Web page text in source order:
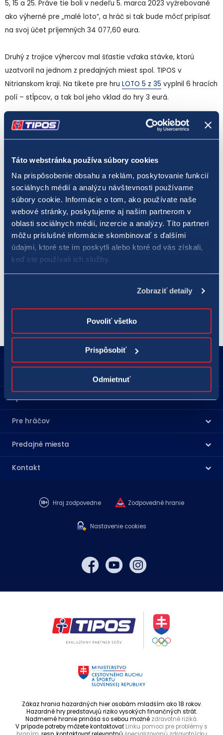
Táto webstránka používa súbory cookies
Na prispôsobenie obsahu a reklám, poskytovanie funkcií
sociálnych médií a analýzu návštevnosti používame
súbory cookie. Informácie o tom, ako používate naše
webové stránky, poskytujeme aj našim partnerom v
oblasti sociálnych médií, inzercie a analýzy. Títo partneri
môžu príslušné informácie skombinovať s ďalšími
údajmi, ktoré ste im poskytli alebo ktoré od vás získali,
keď ste používali ich služby.
Zobraziť detaily
Povoliť všetko
Prispôsobiť
Odmietnuť
5, 15 a 25. Práve tie boli v nedeľu 5. marca 2023 vyžrebované
ako výherné pre „malé loto“, a hráč si tak bude môcť pripísať
na svoj účet príjemných 34 077,60 eura.
Druhý z trojice výhercov mal šťastie vďaka stávke, ktorú
uzatvoril na jednom z predajných miest spol. TIPOS v
Nitrianskom kraji. Na tikete pre hru LOTO 5 z 35 vyplnil 6 hracích
polí – stĺpcov, a tak bol jeho vklad do hry 3 eurá.
Na inom predajnom mieste v Nitrianskom kraji skúsil šťastie v
„malom lote“aj tretí hráč. Tento šťastlivec vyplnil na tikete 6
dvakrát. Touto stávkou vložil do hry LOTO 5 z 35 6 eur. Šťastie
v podobe výhry v prvom poradí vo výške 34 077,60 eura mal
tento hráč v prvom predplatenom žrebovaní.
patrí medzi číselné lotérie s malým základným
vkladom na jednu stávku. Hodnota jedného tipu je len 0,50
eura. Zároveň ide o číselnú lotériu s najvyššou šancou na
získanie hlavnej výhry. Pravdepodobnosť výhry v prvom poradí
v hre LOTO 5 z 35 je približne 1 : 324 000. Päť výherných čísel
pre „malé loto“ sa žrebuje dvakrát za týždeň – v stredu a v
18177 podnety@tipos.sk
Spoločnosť TIPOS
Pre hráčov
Predajné miesta
Kontakt
Hraj zodpovedne Zodpovedné hranie
Nastavenie cookies
Zákaz hrania hazardných hier osobám mladším ako 18 rokov.
Hazardné hry predstavujú riziko vysokých finančných strát.
Nadmerné hranie prináša so sebou možné zdravotné riziká.
V prípade potreby môžete kontaktovaťLinku pomoci pre problémy s